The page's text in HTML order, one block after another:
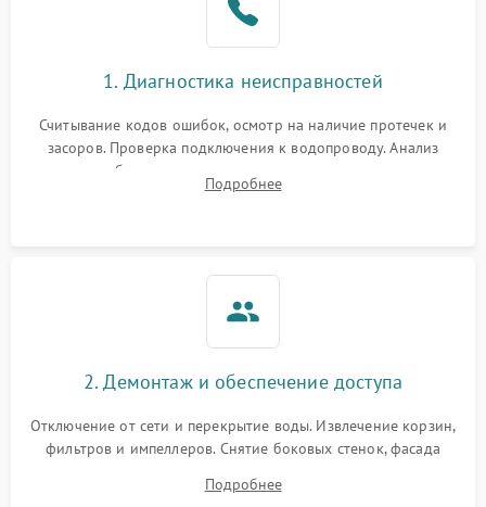
1700 ₽
циркуляционным насосом
2100 ₽ Подробнее →
1. Диагностика неисправностей
Считывание кодов ошибок, осмотр на наличие протечек и
засоров. Проверка подключения к водопроводу. Анализ
жалоб на отсутствие слива, нагрева, вращения
разбрызгивателей или срабатывание системы защиты
Подробнее
2. Демонтаж и обеспечение доступа
Отключение от сети и перекрытие воды. Извлечение корзин,
фильтров и импеллеров. Снятие боковых стенок, фасада
циркуляционному насосу, ТЭНу и сливной помпе.
Подробнее